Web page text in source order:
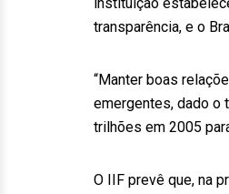
transparência, e o
“Manter boas
emergentes, dado o
trilhões em 2005
O IIF prevê que, na